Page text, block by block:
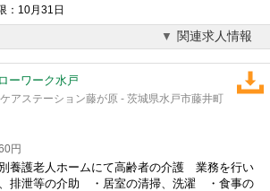
：10月31日
関連求人情報
ーワーク水戸
ステーション藤が原 - 茨城県水戸市藤井町
円
養護老人ホームにて高齢者の介護 業務を行い
排泄等の介助 ・居室の清掃、洗濯 ・食事の